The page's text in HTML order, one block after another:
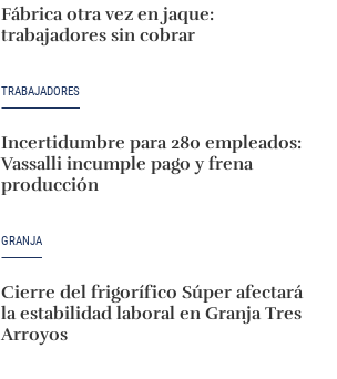
Fábrica otra vez en jaque:
trabajadores sin cobrar
TRABAJADORES
Incertidumbre para 280 empleados:
Vassalli incumple pago y frena
producción
GRANJA
Cierre del frigorífico Súper afectará
la estabilidad laboral en Granja Tres
Arroyos